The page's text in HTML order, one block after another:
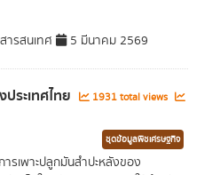
รสนเทศ 5 มีนาคม 2569
ระเทศไทย
1931 total views
ชุดข้อมูลพืชเศรษฐกิจ
เพาะปลูกมันสำปะหลังของ